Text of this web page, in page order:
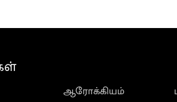
ஆரோக்கியம்